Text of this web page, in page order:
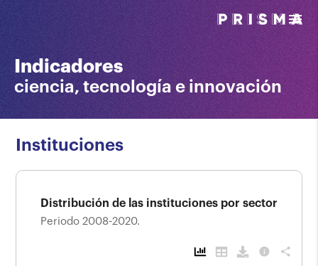
menu
Indicadores
ciencia, tecnología e innovación
Instituciones
Distribución de las instituciones por sector
Periodo 2008-2020.
info share